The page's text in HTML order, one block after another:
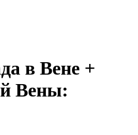
в Вене +
Вены: